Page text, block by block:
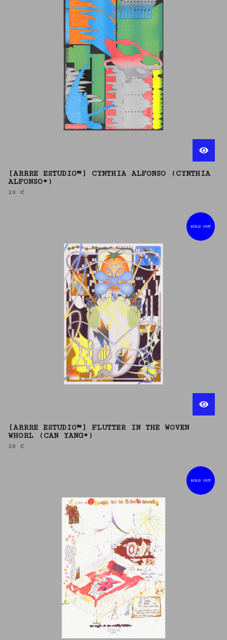
[ARRRE ESTUDIO™] CYNTHIA ALFONSO (CYNTHIA
ALFONSO*)
20 €
SOLD OUT
[ARRRE ESTUDIO™] FLUTTER IN THE WOVEN
WHORL (CAN YANG*)
20 €
SOLD OUT